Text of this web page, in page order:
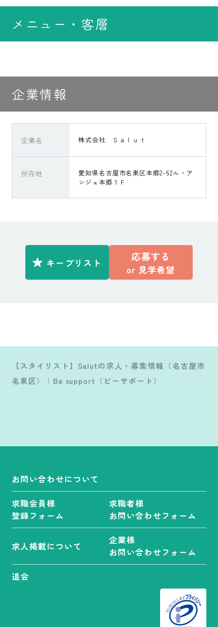
メニュー・客層
企業情報
企業名 株式会社 Ｓａｌｕｔ
所在地
愛知県名古屋市名東区本郷2-62ル・ア
ンジェ本郷１Ｆ
キープリスト 応募する
or 見学希望
【スタイリスト】Salutの求人・募集情報（名古屋市
名東区）│Be support（ビーサポート）
お問い合わせについて
求職会員様
登録フォーム
求職者様
お問い合わせフォーム
求人掲載について
企業様
お問い合わせフォーム
退会